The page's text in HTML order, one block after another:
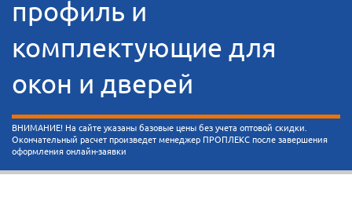
профиль и
комплектующие для
окон и дверей
ВНИМАНИЕ! На сайте указаны базовые цены без учета оптовой скидки.
Окончательный расчет произведет менеджер ПРОПЛЕКС после завершения
оформления онлайн-заявки